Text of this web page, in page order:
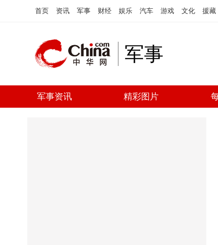
首页 资讯 军事 财经 娱乐 汽车 游戏 文化 援藏
军事
军事资讯 精彩图片